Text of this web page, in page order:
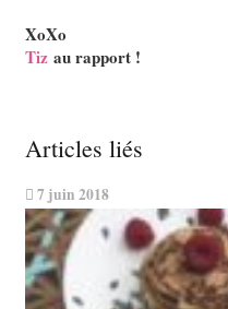
XoXo
Tizau rapport !
Articles liés
7 juin 2018